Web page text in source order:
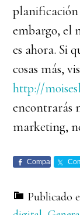
planificación
embargo, el
es ahora. Si
cosas más,
http://
encontrarás
marketing,
Comparte
Publicado